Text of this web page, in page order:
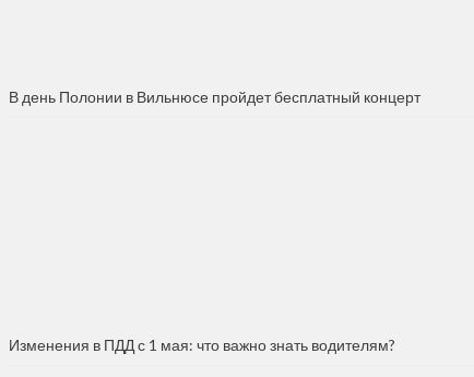
В день Полонии в Вильнюсе пройдет бесплатный концерт
Изменения в ПДД с 1 мая: что важно знать водителям?